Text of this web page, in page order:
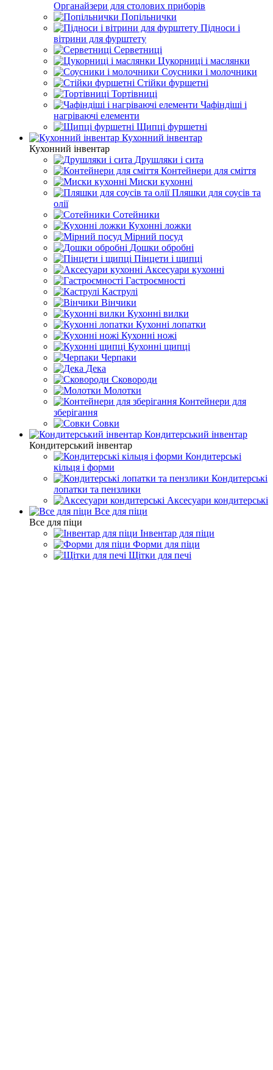
Органайзери для столових приборів
Попільнички
Підноси і
вітрини для фурштету
Серветниці
Цукорниці і маслянки
Соусники і молочники
Стійки фуршетні
Тортівниці
Чафіндіші і
нагріваючі елементи
Щипці фуршетні
Кухонний інвентар
Кухонний інвентар
Друшляки і сита
Контейнери для сміття
Миски кухонні
Пляшки для соусів та
олії
Сотейники
Кухонні ложки
Мірний посуд
Дошки обробні
Пінцети і щипці
Аксесуари кухонні
Гастроємності
Каструлі
Вінчики
Кухонні вилки
Кухонні лопатки
Кухонні ножі
Кухонні щипці
Черпаки
Дека
Сковороди
Молотки
Контейнери для
зберігання
Совки
Кондитерський інвентар
Кондитерський інвентар
Кондитерські
кільця і форми
Кондитерські
лопатки та пензлики
Аксесуари кондитерські
Все для піци
Все для піци
Інвентар для піци
Форми для піци
Щітки для печі